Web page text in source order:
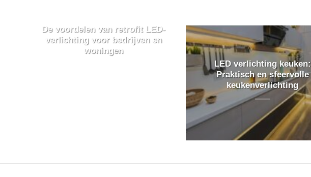
De voordelen van retrofit LED-
verlichting voor bedrijven en
woningen
LED verlichting keuken:
Praktisch en sfeervolle
keukenverlichting